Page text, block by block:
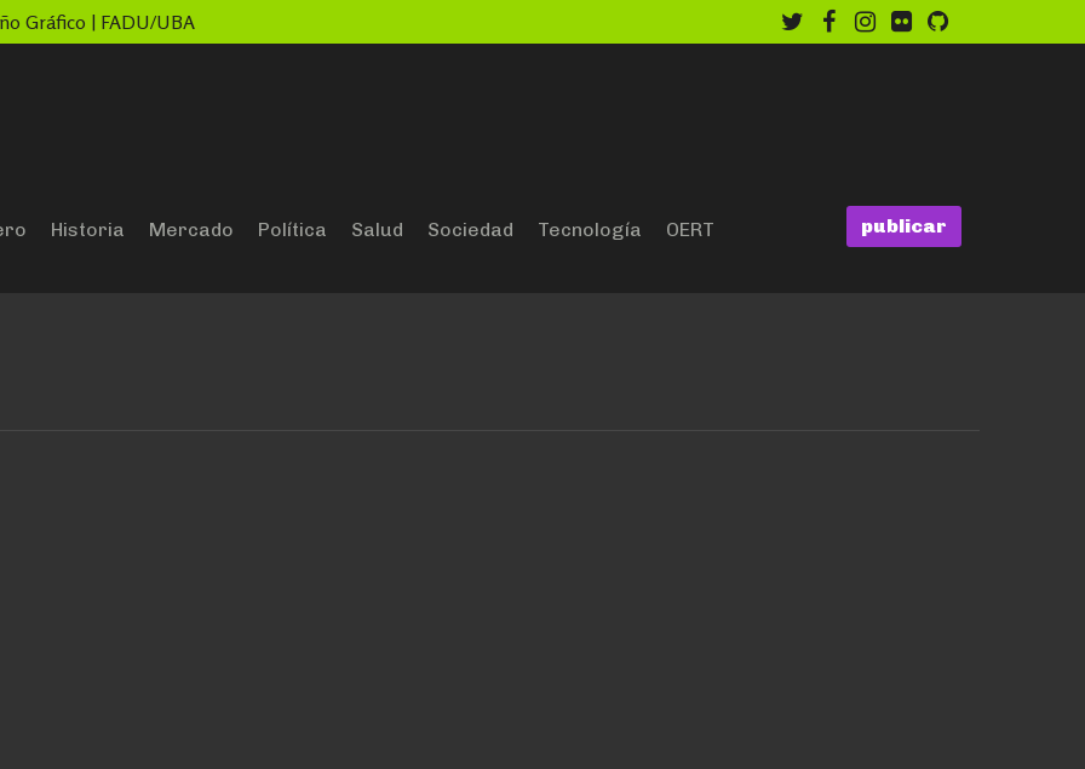
Gráfico | FADU/UBA
twitterfacebookinstagram
flickr
Historia Mercado Política Salud Sociedad Tecnología OERT publicar